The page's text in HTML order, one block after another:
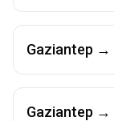
Gaziantep →
Gaziantep →